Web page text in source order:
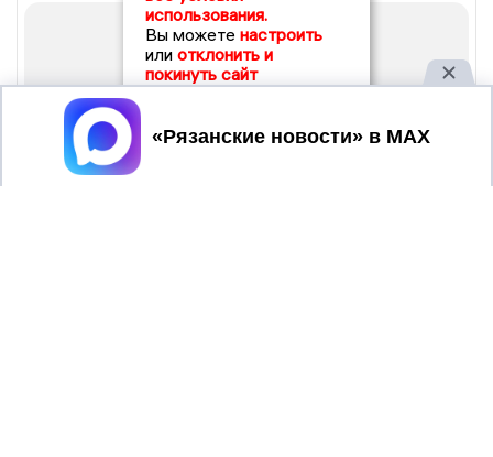
использования.
Вы можете настроить
или отклонить и
покинуть сайт
Принять